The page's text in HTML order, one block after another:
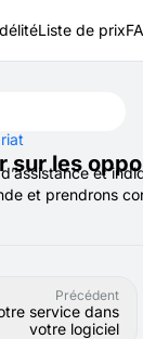
Liste de prix
sur les et
et prendrons
Précédent
service dans
votre logiciel